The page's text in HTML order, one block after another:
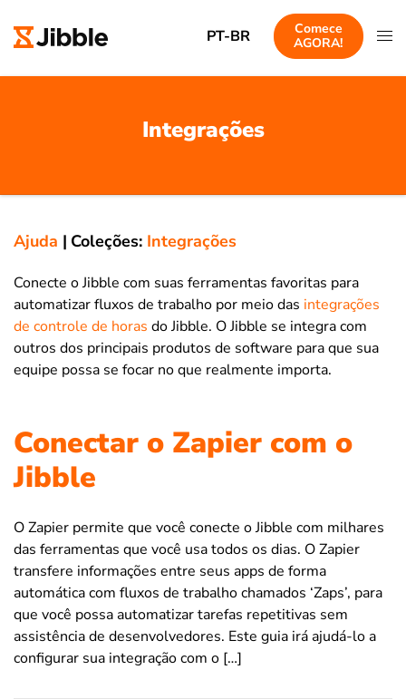
PT-BR
Comece
AGORA!
Integrações
Ajuda | Coleções: Integrações
Conecte o Jibble com suas ferramentas favoritas para
automatizar fluxos de trabalho por meio das integrações
de controle de horas do Jibble. O Jibble se integra com
outros dos principais produtos de software para que sua
equipe possa se focar no que realmente importa.
Conectar o Zapier com o
Jibble
O Zapier permite que você conecte o Jibble com milhares
das ferramentas que você usa todos os dias. O Zapier
transfere informações entre seus apps de forma
automática com fluxos de trabalho chamados ‘Zaps’, para
que você possa automatizar tarefas repetitivas sem
assistência de desenvolvedores. Este guia irá ajudá-lo a
configurar sua integração com o […]